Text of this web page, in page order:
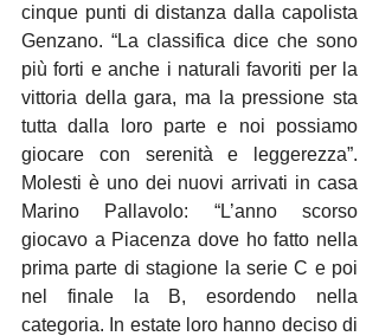
cinque punti di distanza dalla capolista
Genzano. “La classifica dice che sono
più forti e anche i naturali favoriti per la
vittoria della gara, ma la pressione sta
tutta dalla loro parte e noi possiamo
giocare con serenità e leggerezza”.
Molesti è uno dei nuovi arrivati in casa
Marino Pallavolo: “L’anno scorso
giocavo a Piacenza dove ho fatto nella
prima parte di stagione la serie C e poi
nel finale la B, esordendo nella
categoria. In estate loro hanno deciso di